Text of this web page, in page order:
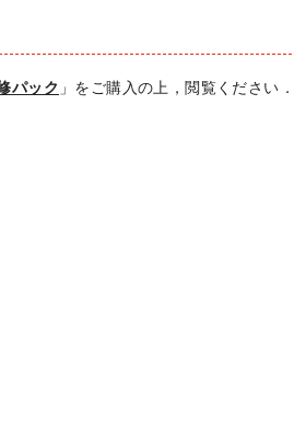
パック 」をご購入の上，閲覧ください．